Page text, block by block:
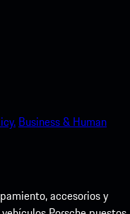
Business & Human
accesorios y